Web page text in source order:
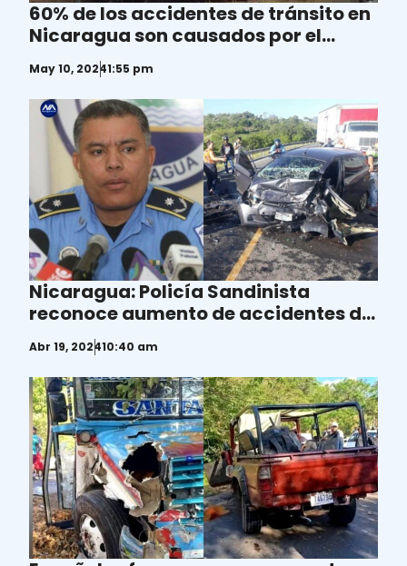
60% de los accidentes de tránsito en
Nicaragua son causados por el
consumo del alcohol
May 10, 20241:55 pm
Nicaragua: Policía Sandinista
reconoce aumento de accidentes de
tránsito
Abr 19, 202410:40 am